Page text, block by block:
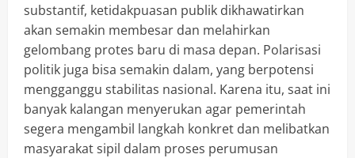
substantif, ketidakpuasan publik dikhawatirkan
akan semakin membesar dan melahirkan
gelombang protes baru di masa depan. Polarisasi
politik juga bisa semakin dalam, yang berpotensi
mengganggu stabilitas nasional. Karena itu, saat ini
banyak kalangan menyerukan agar pemerintah
segera mengambil langkah konkret dan melibatkan
masyarakat sipil dalam proses perumusan